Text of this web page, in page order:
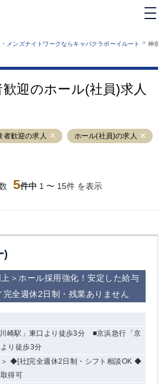
業種から探す
運営者情報
サイトマップ
メンズナイトワークならキャバクラボーイルート > 神奈
迎のホール(社員)求人
者歓迎の求人 ホール(社員)の求人
5件中 1 〜 15件 を表示
)
＞ホール採用強化！安定した給与
完全週休2日制・残業ありません
崎駅」東口より徒歩3分 ■京浜急行「京
り徒歩3分
＞ ◆[社]完全週休2日制・シフト相談OK ◆
得可
池袋
大和
立川
高円寺
多摩センター
西葛西
葛西
中目黒
学芸大学